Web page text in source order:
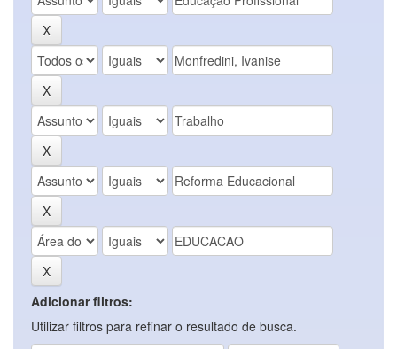
Adicionar filtros:
Utilizar filtros para refinar o resultado de busca.